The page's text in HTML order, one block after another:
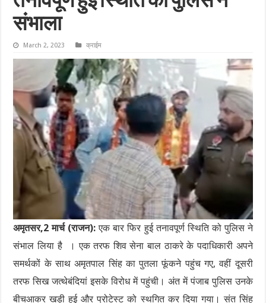
संभाला
March 2, 2023 क्राईम
अमृतसर,2 मार्च (राजन):एक बार फिर हुई तनावपूर्ण स्थिति को पुलिस ने
संभाल लिया है । एक तरफ शिव सेना बाल ठाकरे के पदाधिकारी अपने
समर्थकों के साथ अमृतपाल सिंह का पुतला फूंकने पहुंच गए, वहीं दूसरी
तरफ सिख जत्थेबंदियां इसके विरोध में पहुंची। अंत में पंजाब पुलिस उनके
बीचआकर खड़ी हुई और प्रोटेस्ट को स्थगित कर दिया गया। संत सिंह